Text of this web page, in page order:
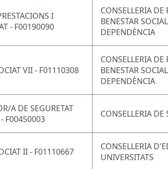
I
- F00190090
CONSELLERIA DE
BENESTAR
DEPENDÈNCIA
VII - F01110308
CONSELLERIA DE
BENESTAR
DEPENDÈNCIA
A DE SEGURETAT
F00450003
CONSELLERIA DE
II - F01110667
CONSELLERIA
UNIVERSITATS